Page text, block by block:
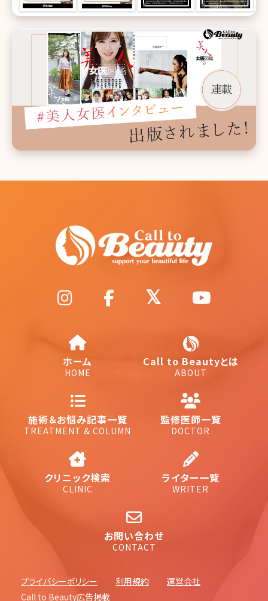
ホーム
HOME
Call to Beautyとは
ABOUT
施術＆お悩み記事一覧
TREATMENT & COLUMN
監修医師一覧
DOCTOR
クリニック検索
CLINIC
ライター一覧
WRITER
お問い合わせ
CONTACT
プライバシーポリシー 利用規約
運営会社
Call to Beauty広告掲載